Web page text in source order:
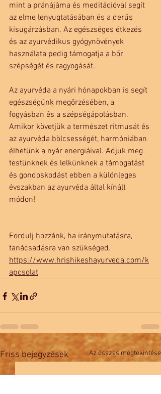
mint a pránájáma és meditációval segít
az elme lenyugtatásában és a derűs
kisugárzásban. Az egészséges étkezés
és az ayurvédikus gyógynövények
használata pedig támogatja a bőr
szépségét és ragyogását.
Az ayurvéda a nyári hónapokban is segít
egészségünk megőrzésében, a
fogyásban és a szépségápolásban.
Amikor követjük a természet ritmusát és
az ayurvéda bölcsességét, harmóniában
élhetünk a nyár energiáival. Adjuk meg
testünknek és lelkünknek a támogatást
és gondoskodást ebben a különleges
évszakban az ayurvéda által kínált
módon!
Fordulj hozzánk, ha iránymutatásra,
tanácsadásra van szükséged.
https://www.hrishikeshayurveda.com/k
apcsolat
Friss bejegyzések Az összes megtekintése